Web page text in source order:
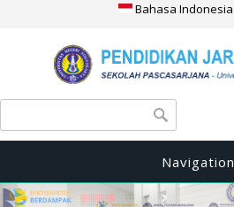
Bahasa Indonesia
Search form
Navigation